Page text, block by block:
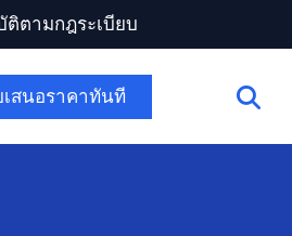
ตามกฎระเบียบ
เสนอราคาทันที